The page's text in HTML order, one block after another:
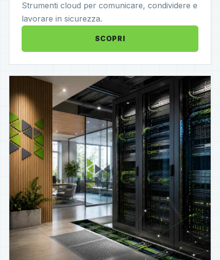
Strumenti cloud per comunicare, condividere e
lavorare in sicurezza.
SCOPRI